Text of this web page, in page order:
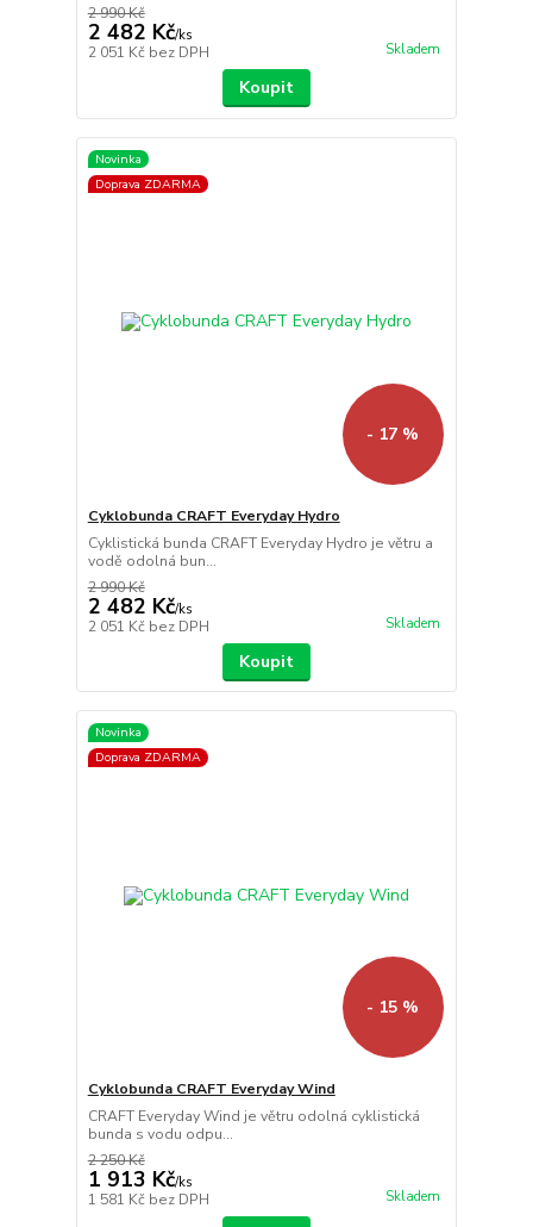
2 990 Kč
2 482 Kč/ks
2 051 Kč bez DPH Skladem
Koupit
Novinka
Doprava ZDARMA
- 17 %
Cyklobunda CRAFT Everyday Hydro
Cyklistická bunda CRAFT Everyday Hydro je větru a
vodě odolná bun...
2 990 Kč
2 482 Kč/ks
2 051 Kč bez DPH Skladem
Koupit
Novinka
Doprava ZDARMA
- 15 %
Cyklobunda CRAFT Everyday Wind
CRAFT Everyday Wind je větru odolná cyklistická
bunda s vodu odpu...
2 250 Kč
1 913 Kč/ks
1 581 Kč bez DPH Skladem